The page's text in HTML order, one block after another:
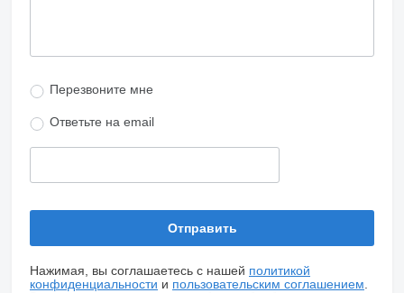
Перезвоните мне
Ответьте на email
Нажимая, вы соглашаетесь с нашей политикой
конфиденциальности и пользовательским соглашением.